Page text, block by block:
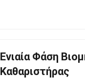
Ενιαία Φάση
Καθαριστήρας